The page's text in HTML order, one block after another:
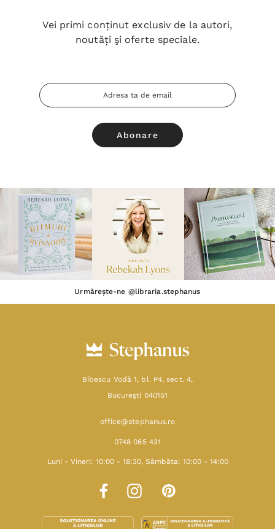
Vei primi conținut exclusiv de la autori,
noutăți şi oferte speciale.
Adresa
Email
Urmărește-ne @libraria.stephanus
Bibescu Vodă 1, bl. P4, sect. 4,
Bucureşti 040151
office@stephanus.ro
0748 065 431
Luni - Vineri: 10:00 - 18:30, Sâmbăta: 10:00 - 14:00